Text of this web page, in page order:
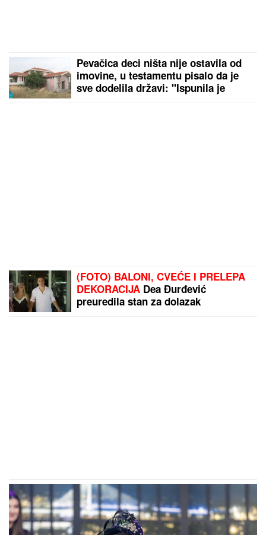
Pevačica deci ništa nije ostavila od
imovine, u testamentu pisalo da je
sve dodelila državi: "Ispunila je
(FOTO) BALONI, CVEĆE I PRELEPA
DEKORACIJA Dea Đurđević
preuredila stan za dolazak